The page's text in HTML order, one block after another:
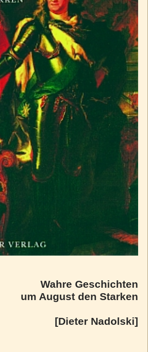
Wahre Geschichten
um August den Starken
[Dieter Nadolski]